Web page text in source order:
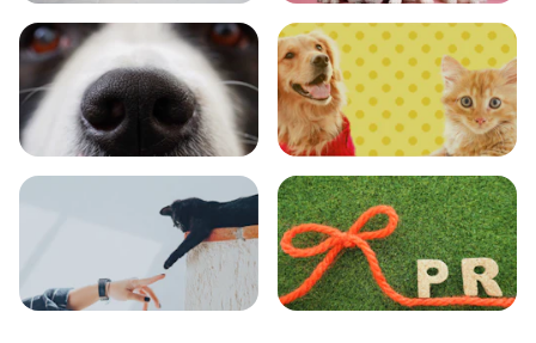
おでかけ 図鑑
エンタメ クイズ